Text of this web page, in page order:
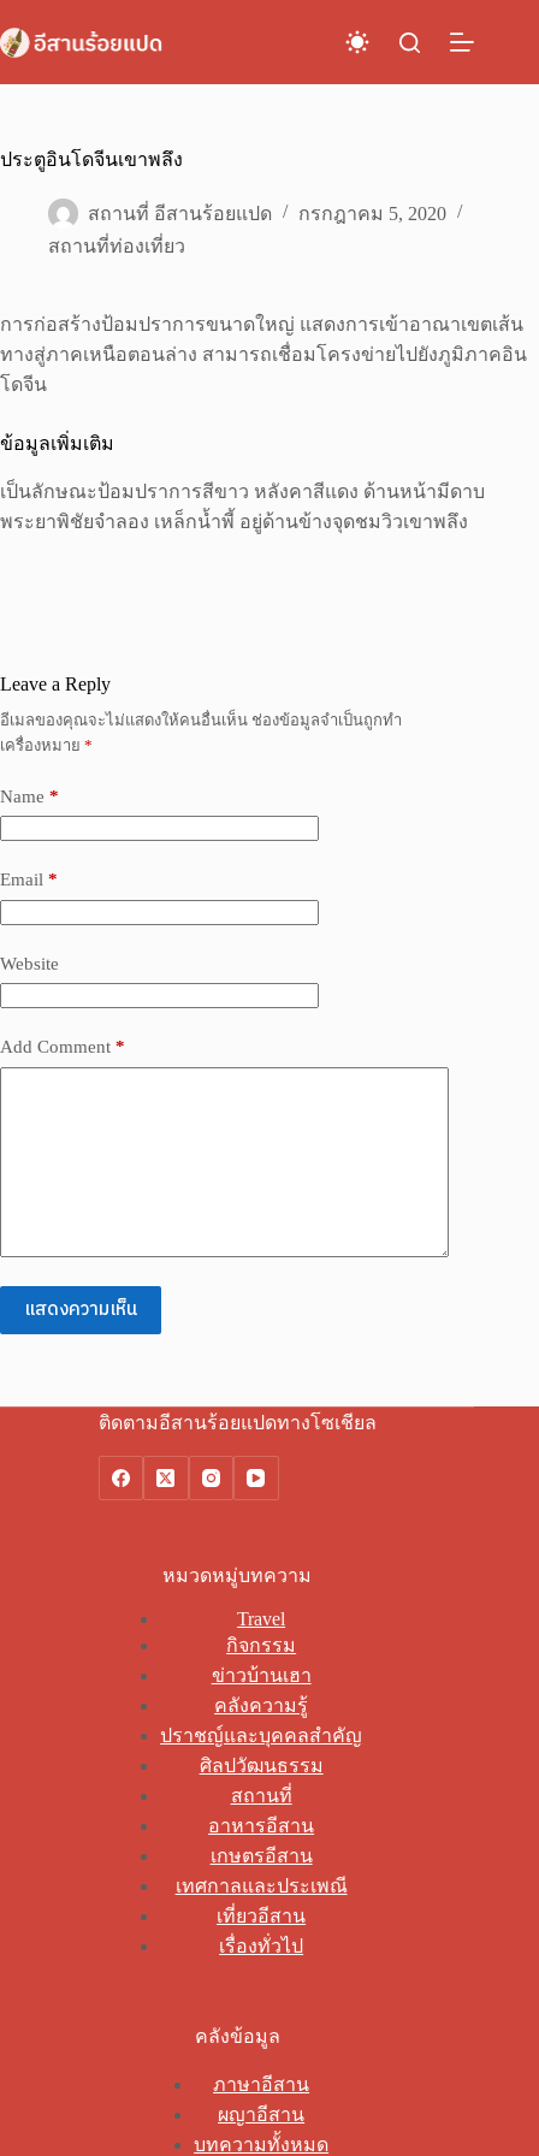
to
content
ประตูอินโดจีนเขาพลึง
สถานที่ อีสานร้อยแปด
กรกฎาคม 5, 2020
สถานที่ท่องเที่ยว
การก่อสร้างป้อมปราการขนาดใหญ่ แสดงการเข้าอาณาเขตเส้น
ทางสู่ภาคเหนือตอนล่าง สามารถเชื่อมโครงข่ายไปยังภูมิภาคอิน
โดจีน
ข้อมูลเพิ่มเติม
เป็นลักษณะป้อมปราการสีขาว หลังคาสีแดง ด้านหน้ามีดาบ
พระยาพิชัยจำลอง เหล็กน้ำพี้ อยู่ด้านข้างจุดชมวิวเขาพลึง
Leave a Reply
อีเมลของคุณจะไม่แสดงให้คนอื่นเห็น ช่องข้อมูลจำเป็นถูกทำ
เครื่องหมาย *
Name *
Email *
Website
Add Comment *
แสดงความเห็น
ติดตามอีสานร้อยแปดทางโซเชียล
หมวดหมู่บทความ
Travel
กิจกรรม
ข่าวบ้านเฮา
คลังความรู้
ปราชญ์และบุคคลสำคัญ
ศิลปวัฒนธรรม
สถานที่
อาหารอีสาน
เกษตรอีสาน
เทศกาลและประเพณี
เที่ยวอีสาน
เรื่องทั่วไป
คลังข้อมูล
ภาษาอีสาน
ผญาอีสาน
บทความทั้งหมด